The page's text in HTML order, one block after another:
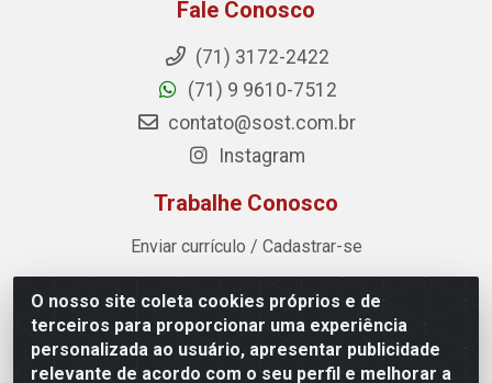
O nosso site coleta cookies próprios e de
terceiros para proporcionar uma experiência
personalizada ao usuário, apresentar publicidade
relevante de acordo com o seu perfil e melhorar a
Fale Conosco
(71) 3172-2422
(71) 9 9610-7512
contato@sost.com.br
Instagram
Trabalhe Conosco
Enviar currículo / Cadastrar-se
Sost Distribuidora - Rua Cândido Rissut, 254 - Recreio
Ipitanga, Lauro de Freitas/BA - CEP 42.700-590 - CNPJ
07.041.307/0001-80